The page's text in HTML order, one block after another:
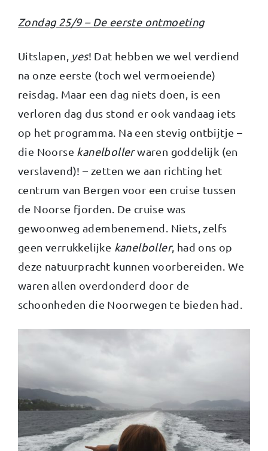
Zondag 25/9 – De eerste ontmoeting
Uitslapen, yes! Dat hebben we wel verdiend
na onze eerste (toch wel vermoeiende)
reisdag. Maar een dag niets doen, is een
verloren dag dus stond er ook vandaag iets
op het programma. Na een stevig ontbijtje –
die Noorse kanelbollerwaren goddelijk (en
verslavend)! – zetten we aan richting het
centrum van Bergen voor een cruise tussen
de Noorse fjorden. De cruise was
gewoonweg adembenemend. Niets, zelfs
geen verrukkelijke kanelboller, had ons op
deze natuurpracht kunnen voorbereiden. We
waren allen overdonderd door de
schoonheden die Noorwegen te bieden had.